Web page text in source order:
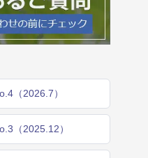
（2026.7）
（2025.12）